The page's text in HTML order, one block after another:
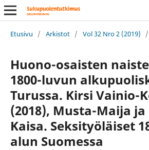
Etusivu / Arkistot / Vol 32 Nro 2 (2019) /
Huono-osaisten
1800-luvun
Turussa. Kirsi Vainio-
(2018), Musta-Maija
Kaisa. Seksityöläiset
alun Suomessa